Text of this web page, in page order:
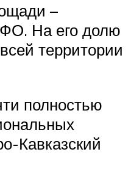
–
На его долю
территории
полностью
Кавказский